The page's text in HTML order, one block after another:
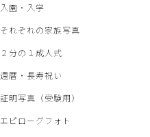
入園・入学
それぞれの家族写真
２分の１成人式
還暦・⾧寿祝い
証明写真（受験用）
エピローグフォト